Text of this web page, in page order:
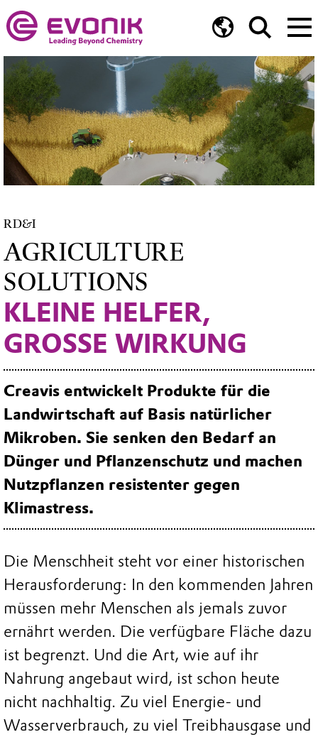
RD&I
AGRICULTURE
SOLUTIONS
KLEINE HELFER,
GROSSE WIRKUNG
Creavis entwickelt Produkte für die
Landwirtschaft auf Basis natürlicher
Mikroben. Sie senken den Bedarf an
Dünger und Pflanzenschutz und machen
Nutzpflanzen resistenter gegen
Klimastress.
Die Menschheit steht vor einer historischen
Herausforderung: In den kommenden Jahren
müssen mehr Menschen als jemals zuvor
ernährt werden. Die verfügbare Fläche dazu
ist begrenzt. Und die Art, wie auf ihr
Nahrung angebaut wird, ist schon heute
nicht nachhaltig. Zu viel Energie- und
Wasserverbrauch, zu viel Treibhausgase und